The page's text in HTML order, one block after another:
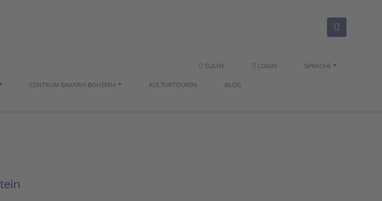
SUCHE LOGIN SPRACHE
CENTRUM BAVARIA BOHEMIA KULTURTOUREN BLOG